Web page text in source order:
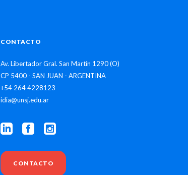
CONTACTO
Av. Libertador Gral. San Martín 1290 (O)
CP 5400 - SAN JUAN - ARGENTINA
+54 264 4228123
idia@unsj.edu.ar
CONTACTO